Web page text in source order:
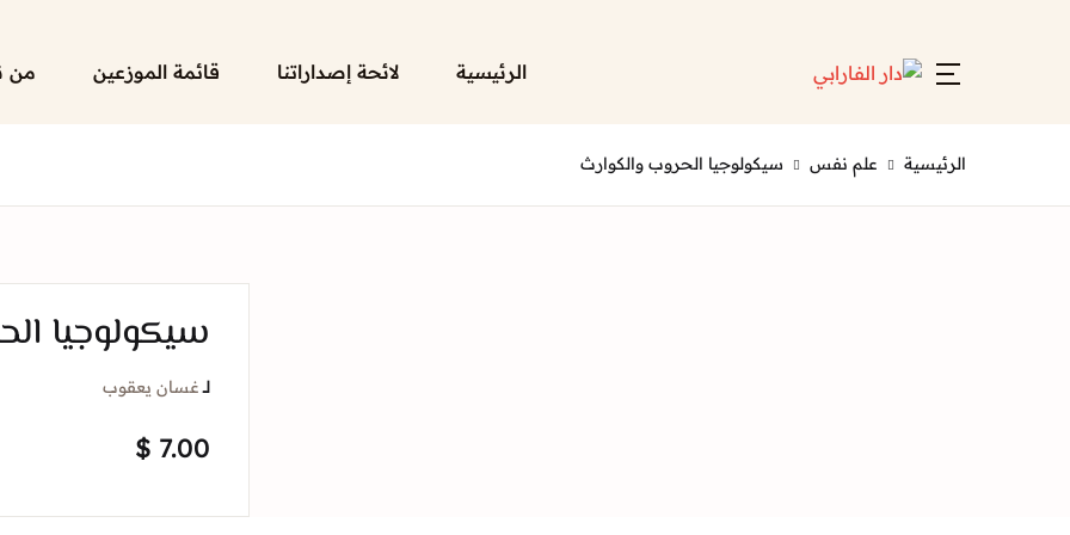
الرئيسية لائحة إصداراتنا قائمة الموزعين من
الرئيسية علم نفس سيكولوجيا الحروب والكوارث
سيكولوجيا
لــ غسان يعقوب
$ 7.00